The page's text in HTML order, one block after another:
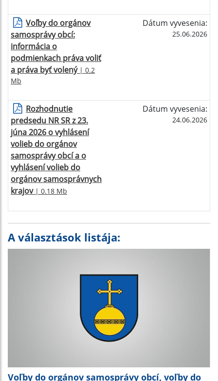
Voľby do orgánov
samosprávy obcí:
informácia o
podmienkach práva voliť
a práva byť volený| 0.2
Mb
Dátum vyvesenia:
25.06.2026
Rozhodnutie
predsedu NR SR z 23.
júna 2026 o vyhlásení
volieb do orgánov
samosprávy obcí a o
vyhlásení volieb do
orgánov samosprávnych
krajov| 0.18 Mb
Dátum vyvesenia:
24.06.2026
A választások listája:
Voľby do orgánov samosprávy obcí, voľby do